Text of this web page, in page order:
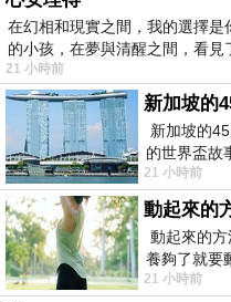
在幻相和現實之間，我的選擇
的小孩，在夢與清醒之間，看
21 小時前
新加坡的
新加坡的
的世界盃故
21 小時前
動起來的
動起來
養夠了就要
21 小時前